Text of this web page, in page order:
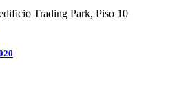
Trading Park, Piso 10